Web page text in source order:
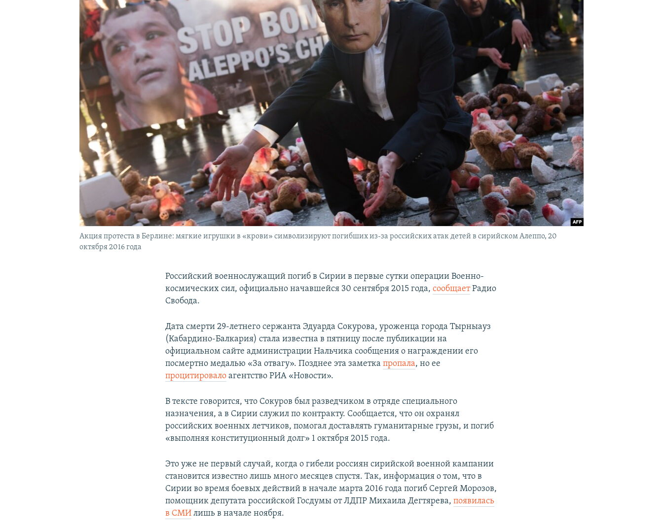
КРЫМ.НЕПОКОРЕННЫЙ
УКРАИНСКАЯ ПРОБЛЕМА КРЫМА
Акция протеста в Берлине: мягкие игрушки в «крови» символизируют погибших из-за российских атак детей в сирийском Алеппо, 20
октября 2016 года
Российский военнослужащий погиб в Сирии в первые сутки операции Военно-
космических сил, официально начавшейся 30 сентября 2015 года,сообщаетРадио
Свобода.
Дата смерти 29-летнего сержанта Эдуарда Сокурова, уроженца города Тырныауз
(Кабардино-Балкария) стала известна в пятницу после публикации на
официальном сайте администрации Нальчика сообщения о награждении его
посмертно медалью «За отвагу». Позднее эта заметкапропала, но ее
процитировало агентство РИА «Новости».
В тексте говорится, что Сокуров был разведчиком в отряде специального
назначения, а в Сирии служил по контракту. Сообщается, что он охранял
российских военных летчиков, помогал доставлять гуманитарные грузы, и погиб
«выполняя конституционный долг» 1 октября 2015 года.
Это уже не первый случай, когда о гибели россиян сирийской военной кампании
становится известно лишь много месяцев спустя. Так, информация о том, что в
Сирии во время боевых действий в начале марта 2016 года погиб Сергей Морозов,
помощник депутата российской Госдумы от ЛДПР Михаила Дегтярева,появилась
в СМИ лишь в начале ноября.